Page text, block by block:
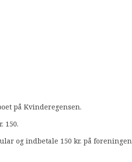
på Kvinderegensen.
150.
og indbetale 150 kr. på